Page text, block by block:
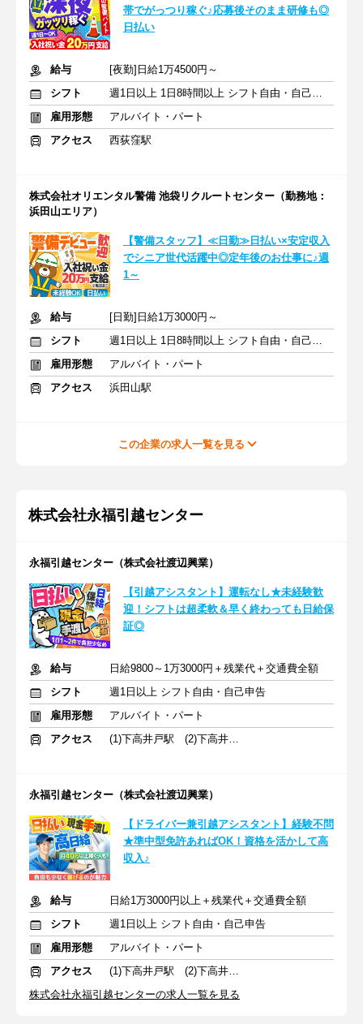
帯でがっつり稼ぐ♪応募後そのまま研修も◎
日払い
給与
[夜勤]日給1万4500円～
シフト
週1日以上 1日8時間以上 シフト自由・自己申告
雇用形態
アルバイト・パート
アクセス
西荻窪駅
株式会社オリエンタル警備 池袋リクルートセンター（勤務地：
浜田山エリア）
【警備スタッフ】≪日勤≫日払い×安定収入
でシニア世代活躍中◎定年後のお仕事に♪週
1～
給与
[日勤]日給1万3000円～
シフト
週1日以上 1日8時間以上 シフト自由・自己申告
雇用形態
アルバイト・パート
アクセス
浜田山駅
この企業の求人一覧を見る
株式会社永福引越センター
永福引越センター（株式会社渡辺興業）
【引越アシスタント】運転なし★未経験歓
迎！シフトは超柔軟＆早く終わっても日給保
証◎
給与
日給9800～1万3000円＋残業代＋交通費全額
シフト
週1日以上 シフト自由・自己申告
雇用形態
アルバイト・パート
アクセス
(1)下高井戸駅 (2)下高井戸駅
永福引越センター（株式会社渡辺興業）
【ドライバー兼引越アシスタント】経験不問
★準中型免許あればOK！資格を活かして高
収入♪
給与
日給1万3000円以上＋残業代＋交通費全額
シフト
週1日以上 シフト自由・自己申告
雇用形態
アルバイト・パート
アクセス
(1)下高井戸駅 (2)下高井戸駅
株式会社永福引越センターの求人一覧を見る